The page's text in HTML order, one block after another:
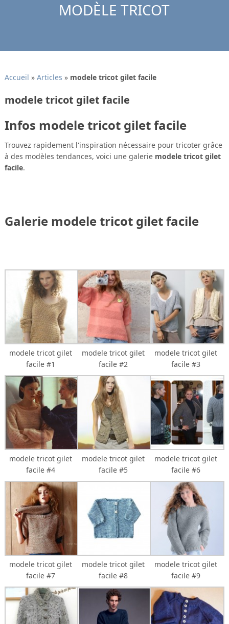
MODÈLE TRICOT
Accueil » Articles » modele tricot gilet facile
modele tricot gilet facile
Infos modele tricot gilet facile
Trouvez rapidement l'inspiration nécessaire pour tricoter grâce
à des modèles tendances, voici une galerie modele tricot gilet
facile.
Galerie modele tricot gilet facile
modele tricot gilet
facile #1
modele tricot gilet
facile #2
modele tricot gilet
facile #3
modele tricot gilet
facile #4
modele tricot gilet
facile #5
modele tricot gilet
facile #6
modele tricot gilet
facile #7
modele tricot gilet
facile #8
modele tricot gilet
facile #9